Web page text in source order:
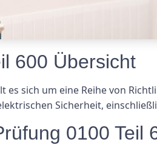
600 Übersicht
es sich um eine Reihe von
Sicherheit,
0100 Teil